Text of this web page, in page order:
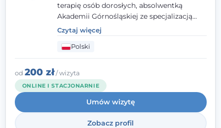
terapię osób dorosłych, absolwentką
Akademii Górnośląskiej ze specjalizacją
kliniczną. Oferuję konsultacje
psychologiczne i pierwszą pomoc
psychologiczną w kryzysie, przewlekłym
stresie czy obniżonym nastroju. Każde
spotkanie traktuję z szacunkiem,
uważnością i w atmosferze zaufania.
Czytaj więcej
Polski
od 200 zł/ wizyta
ONLINE I STACJONARNIE
Umów wizytę
Zobacz profil